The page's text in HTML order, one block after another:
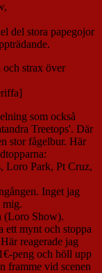
del stora papegojor
och strax över
som också
Treetops'. Där
stor fågelbur. Här
Inget jag
mig.
(Loro Show).
ett mynt och stoppa
reagerade jag
peng och höll upp
framme vid scenen